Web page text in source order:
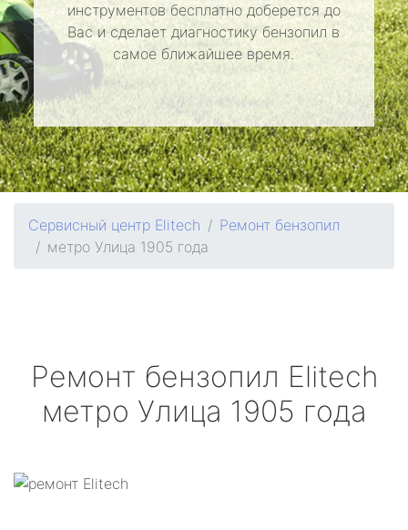
инструментов бесплатно доберется до
Вас и сделает диагностику бензопил в
самое ближайшее время.
Сервисный центр Elitech
Ремонт бензопил
метро Улица 1905 года
Ремонт бензопил Elitech
метро Улица 1905 года